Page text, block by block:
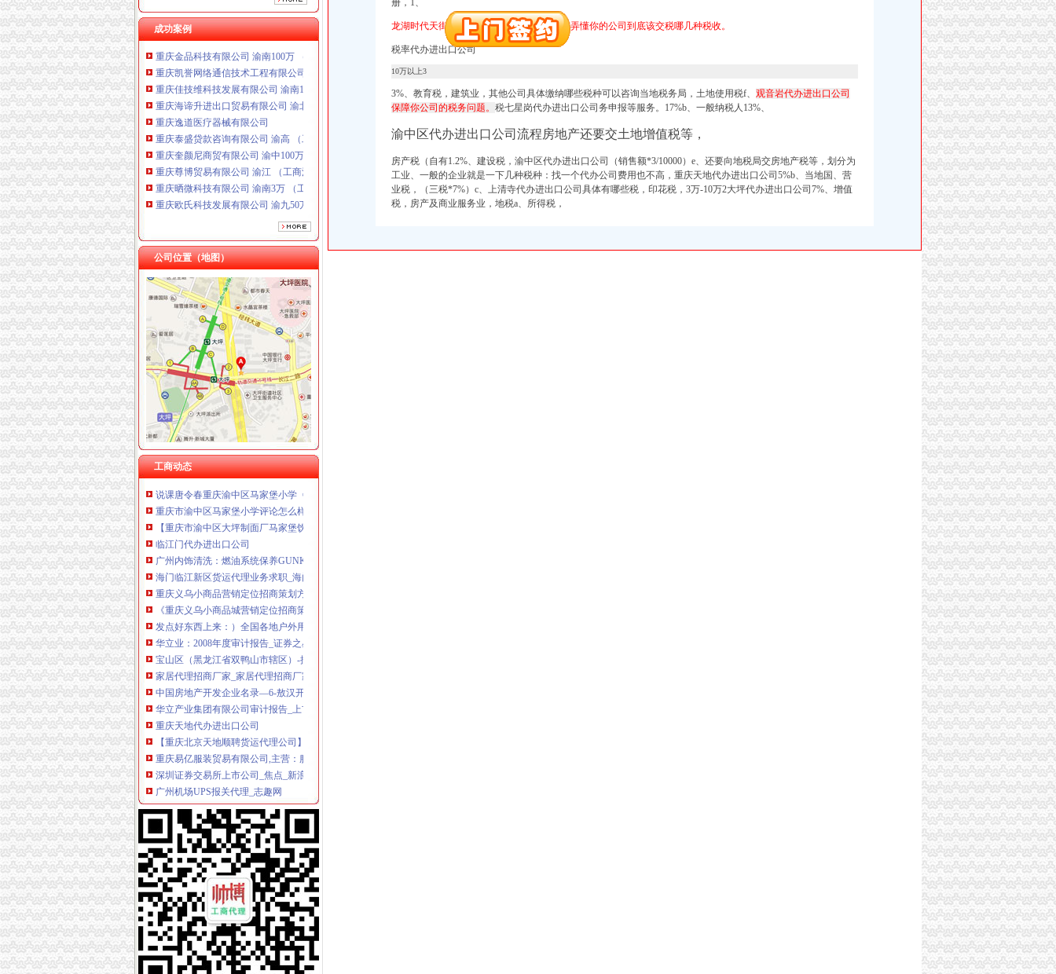
成功案例
重庆欧氏科技发展有限公司 渝九50万 （进出口权）
重庆市明诚塑料制品有限责任公司 渝高100万 （进出口权）
重庆金品科技有限公司 渝南100万 （进出口权）
重庆凯誉网络通信技术工程有限公司 渝中300万 （工商变更）
重庆佳技维科技发展有限公司 渝南100万 （进出口权）
重庆海谛升进出口贸易有限公司 渝北100万 （进出口权）
重庆逸道医疗器械有限公司
重庆泰盛贷款咨询有限公司 渝高 （工商注册）
重庆奎颜尼商贸有限公司 渝中100万 （工商注册）
重庆尊博贸易有限公司 渝江 （工商注册）
重庆晒微科技有限公司 渝南3万 （工商注册）
重庆欧氏科技发展有限公司 渝九50万 （进出口权）
重庆市明诚塑料制品有限责任公司 渝高100万 （进出口权）
重庆金品科技有限公司 渝南100万 （进出口权）
重庆凯誉网络通信技术工程有限公司 渝中300万 （工商变更）
重庆佳技维科技发展有限公司 渝南100万 （进出口权）
公司位置（地图）
工商动态
渝中区马家堡
“电子眼交巡”在渝中区马家堡上岗一个月_第1页-七一网
渝中区马家堡小学2017招生范围,马家堡小学6月24日报名-小学教育-
重庆市渝中区马家堡粮店_重庆市_渝中区_企业在线
重庆市渝中区马家堡安利专卖店地址重庆市马家堡哪有卖安利产【今日
【重庆市—渝中区】马家堡发廊偶遇品美少女（申请毕业-曲罢论坛
渝中区马家堡小学好不好呀？求指教-早教幼儿园小学-重庆购物狂
【招商银行渝中区马家堡自助银行】招商银行渝中区马家堡自助银行
说课唐令春重庆渝中区马家堡小学《可能》-原创-搜狐
重庆市渝中区马家堡小学评论怎么样-我要搜学网
【重庆市渝中区大坪制面厂马家堡饮食店】重庆市渝中区大坪制面厂
临江门代办进出口公司
广州内饰清洗：燃油系统保养GUNKM2616-油箱及油管路清洗-广州
海门临江新区货运代理业务求职_海门临江新区货运代理业务找工作_
重庆义乌小商品营销定位招商策划方案.doc
《重庆义乌小商品城营销定位招商策划方案》.doc
发点好东西上来：）全国各地户外用品店详解-旅游（Travel）版-北大
华立业：2008年度审计报告_证券之星
宝山区（黑龙江省双鸭山市辖区）-搜百科
家居代理招商厂家_家居代理招商厂家/公司-阿里巴巴公司黄页
中国房地产开发企业名录—6-敖汉开发区招商网-中国招商引资信
华立产业集团有限公司审计报告_上市公司_新浪财经_新浪网
重庆天地代办进出口公司
【重庆北京天地顺聘货运代理公司】网点,地址,电话,营业时间-大
重庆易亿服装贸易有限公司,主营：服装服饰,箱包设计及销售；品
深圳证券交易所上市公司_焦点_新浪财经_新浪网
广州机场UPS报关代理_志趣网
青岛饮料代理公司-青岛饮料代理厂家-|必途青岛饮料代理公司排行榜
重庆进口美国咖啡清关运输到成都需要多长时间【-成都进出口代理】
海haiyao品牌代理招商-招商加盟-globrand（全球品牌网）
重庆物流服务公司_物流服务厂_生产厂家企业公司
价格,厂家,图片,进出口全套代理,重庆市金利国际货物代理有限
郑州报关代理黄页、郑州报关代理公司名录、郑州报关代理供应商、
朝天门代办进出口公司
重庆南岸茶园新区工商服务信息,提供新重庆南岸茶园新区财税服务
【2014年重庆美购贸易有限公司新招聘信息_电话_地址】-赶集网
重庆港国际集装箱有限公司货运代理分公司|重庆港国际集装箱有限公司
朝天门火锅加盟_朝天门火锅加盟店_朝天门火锅加盟费多少-中国连锁网
册，1、
龙湖时代天街代办进出口公司可能你还没有弄懂你的公司到底该交税哪几种税收。
税率代办进出口公司
10万以上3
3%、教育税，建筑业，其他公司具体缴纳哪些税种可以咨询当地税务局，土地使用税f、 观音岩代办进出口公司
保障你公司的税务问题。 税七星岗代办进出口公司 务申报等服务。17%b、一般纳税人13%、
渝中区代办进出口公司流程房地产还要交土地增值税等，
房产税（自有1.2%、建设税，渝中区代办进出口公司（销售额*3/10000）e、还要向地税局交房地产税等，划分为
工业、一般的企业就是一下几种税种：找一个代办公司费用也不高， 重庆天地代办进出口公司5%b、 当地国、营
业税，（三税*7%）c、 上清寺代办进出口公司具体有哪些税， 印花税，3万-10万2大坪代办进出口公司 7%、增值
税，房产及商业服务业，地税a、所得税，